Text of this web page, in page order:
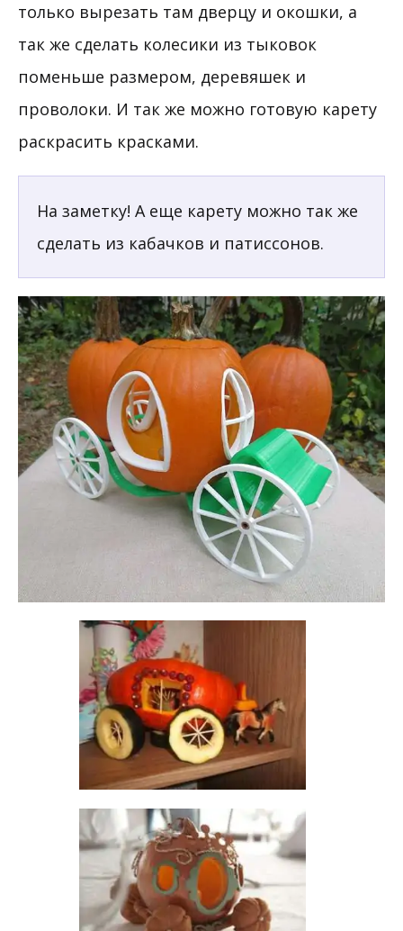
только вырезать там дверцу и окошки, а
так же сделать колесики из тыковок
поменьше размером, деревяшек и
проволоки. И так же можно готовую карету
раскрасить красками.
На заметку! А еще карету можно так же
сделать из кабачков и патиссонов.